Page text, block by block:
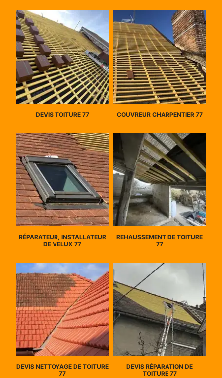
DEVIS TOITURE 77 COUVREUR CHARPENTIER 77
RÉPARATEUR, INSTALLATEUR
DE VELUX 77
REHAUSSEMENT DE TOITURE
77
DEVIS NETTOYAGE DE TOITURE
77
DEVIS RÉPARATION DE
TOITURE 77